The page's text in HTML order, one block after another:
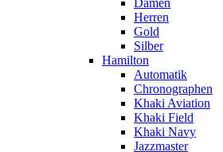
Damen
Herren
Gold
Silber
Hamilton
Automatik
Chronographen
Khaki Aviation
Khaki Field
Khaki Navy
Jazzmaster